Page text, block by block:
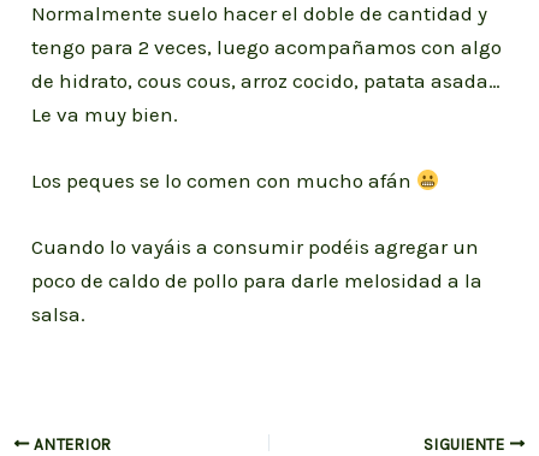
Normalmente suelo hacer el doble de cantidad y
tengo para 2 veces, luego acompañamos con algo
de hidrato, cous cous, arroz cocido, patata asada…
Le va muy bien.
Los peques se lo comen con mucho afán
Cuando lo vayáis a consumir podéis agregar un
poco de caldo de pollo para darle melosidad a la
salsa.
Navegación
ANTERIOR SIGUIENTE